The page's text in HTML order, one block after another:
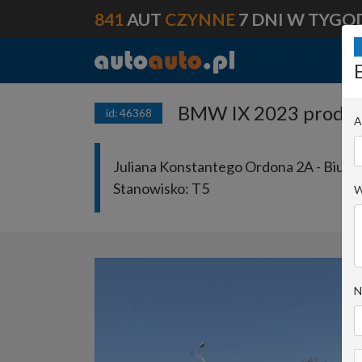
841 AUT CZYNNE 7 DNI W
id: 46368 BMW IX 2023 prod.
Juliana Konstantego Ordona 2A - Biuro
Stanowisko: T5